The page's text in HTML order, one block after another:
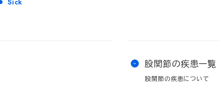
Sick
股関節の疾患一覧
股関節の疾患について